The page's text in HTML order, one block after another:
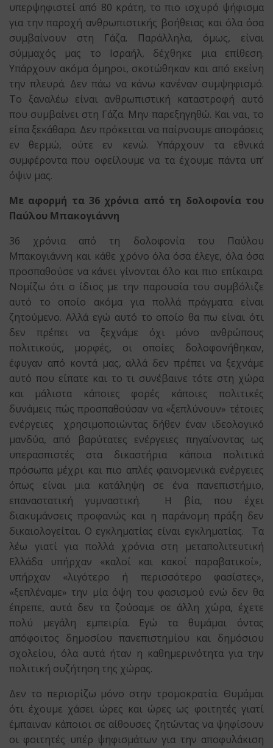
υπερψηφιστεί από 80 κράτη, το πιο ισχυρό ψήφισμα
για την παροχή ανθρωπιστικής βοήθειας και όλα όσα
συμβαίνουν στη Γάζα. Παράλληλα, όμως, είναι
σύμμαχός μας το Ισραήλ, δέχθηκε μια επίθεση.
Υπάρχουν ακόμα όμηροι, σκοτώθηκαν και από εκείνη
την πλευρά. Δεν πάω να κάνω κανέναν συμψηφισμό.
Το ξαναλέω είναι ανθρωπιστική καταστροφή αυτό
που συμβαίνει στη Γάζα. Μην παρεξηγηθώ. Και ναι, το
είπα ξεκάθαρα. Δεν πρόκειται να παίρνουμε αποφάσεις
εν θερμώ, ούτε εν κενώ. Υπάρχουν τα εθνικά
συμφέροντα που οφείλουμε να τα έχουμε πάντα υπ’
όψιν μας.
Με αφορμή τα 36 χρόνια από τη δολοφονία του
Παύλου Μπακογιάννη
36 χρόνια από τη δολοφονία του Παύλου
Μπακογιάννη και κάθε χρόνο όλα όσα έλεγε, όλα όσα
προσπαθούσε να κάνει γίνονται όλο και πιο επίκαιρα.
Νομίζω ότι ο ίδιος με την παρουσία του συμβόλιζε
αυτό το οποίο ακόμα για πολλά πράγματα είναι
ζητούμενο. Αλλά εγώ αυτό το οποίο θα πω είναι ότι
δεν πρέπει να ξεχνάμε όχι μόνο ανθρώπους
πολιτικούς, μορφές, οι οποίες δολοφονήθηκαν,
έφυγαν από κοντά μας, αλλά δεν πρέπει να ξεχνάμε
αυτό που είπατε και το τι συνέβαινε τότε στη χώρα
και μάλιστα κάποιες φορές κάποιες πολιτικές
δυνάμεις πώς προσπαθούσαν να «ξεπλύνουν» τέτοιες
ενέργειες χρησιμοποιώντας δήθεν έναν ιδεολογικό
μανδύα, από βαρύτατες ενέργειες πηγαίνοντας ως
υπερασπιστές στα δικαστήρια κάποια πολιτικά
πρόσωπα μέχρι και πιο απλές φαινομενικά ενέργειες
όπως είναι μια κατάληψη σε ένα πανεπιστήμιο,
επαναστατική γυμναστική. Η βία, που έχει
διακυμάνσεις προφανώς και η παράνομη πράξη δεν
δικαιολογείται. Ο εγκληματίας είναι εγκληματίας. Τα
λέω γιατί για πολλά χρόνια στη μεταπολιτευτική
Ελλάδα υπήρχαν «καλοί και κακοί παραβατικοί»,
υπήρχαν «λιγότερο ή περισσότερο φασίστες»,
«ξεπλέναμε» την μία όψη του φασισμού ενώ δεν θα
έπρεπε, αυτά δεν τα ζούσαμε σε άλλη χώρα, έχετε
πολύ μεγάλη εμπειρία. Εγώ τα θυμάμαι όντας
απόφοιτος δημοσίου πανεπιστημίου και δημόσιου
σχολείου, όλα αυτά ήταν η καθημερινότητα για την
πολιτική συζήτηση της χώρας.
Δεν το περιορίζω μόνο στην τρομοκρατία. Θυμάμαι
ότι έχουμε χάσει ώρες και ώρες ως φοιτητές γιατί
έμπαιναν κάποιοι σε αίθουσες ζητώντας να ψηφίσουν
οι φοιτητές υπέρ ψηφισμάτων για την αποφυλάκιση